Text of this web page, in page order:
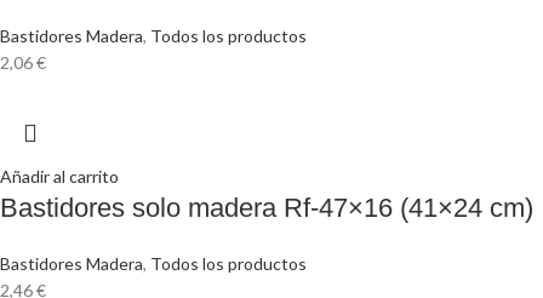
Bastidores Madera, Todos los productos
2,06€
Añadir al carrito
Bastidores solo madera Rf-47×16 (41×24 cm)
Bastidores Madera, Todos los productos
2,46€